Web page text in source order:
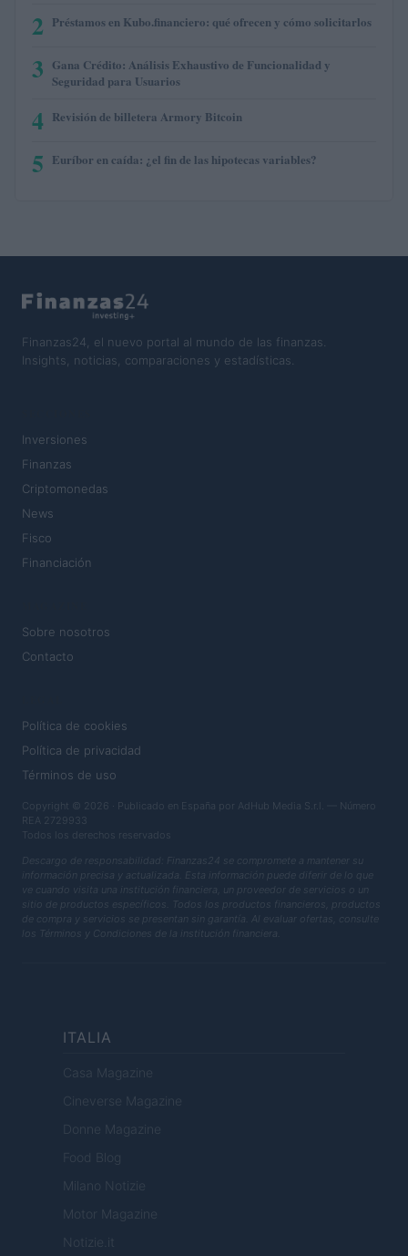
2 Préstamos en Kubo.financiero: qué ofrecen y cómo solicitarlos
3 Gana Crédito: Análisis Exhaustivo de Funcionalidad y
Seguridad para Usuarios
4 Revisión de billetera Armory Bitcoin
5 Euríbor en caída: ¿el fin de las hipotecas variables?
Finanzas24, el nuevo portal al mundo de las finanzas.
Insights, noticias, comparaciones y estadísticas.
Inversiones
Finanzas
Criptomonedas
News
Fisco
Financiación
Sobre nosotros
Contacto
Política de cookies
Política de privacidad
Términos de uso
Copyright © 2026 · Publicado en España por AdHub Media S.r.l. — Número
REA 2729933
Todos los derechos reservados
Descargo de responsabilidad: Finanzas24 se compromete a mantener su
información precisa y actualizada. Esta información puede diferir de lo que
ve cuando visita una institución financiera, un proveedor de servicios o un
sitio de productos específicos. Todos los productos financieros, productos
de compra y servicios se presentan sin garantía. Al evaluar ofertas, consulte
los Términos y Condiciones de la institución financiera.
ITALIA
Casa Magazine
Cineverse Magazine
Donne Magazine
Food Blog
Milano Notizie
Motor Magazine
Notizie.it